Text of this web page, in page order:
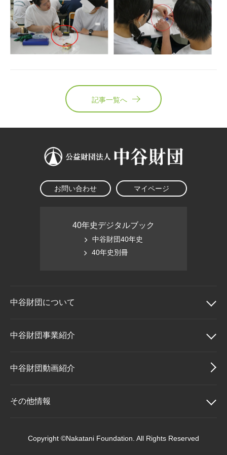
記事一覧へ
お問い合わせ マイページ
40年史デジタルブック
中谷財団40年史
40年史別冊
中谷財団について
中谷財団について
理事長挨拶
設立趣意書
中谷財団事業紹介
中谷財団事業紹介
中谷賞
中谷財団動画紹介
その他情報
Copyright ©Nakatani Foundation. All Rights Reserved